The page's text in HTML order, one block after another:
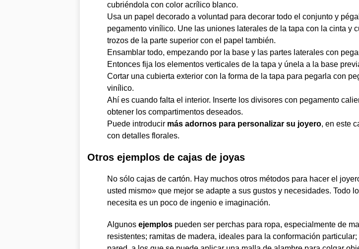
cubriéndola con color acrílico blanco.
Usa un papel decorado a voluntad para decorar todo el conjunto y
pegamento vinílico. Une las uniones laterales de la tapa con la cinta y
trozos de la parte superior con el papel también.
Ensamblar todo, empezando por la base y las partes laterales con
Entonces fija los elementos verticales de la tapa y únela a la base
Cortar una cubierta exterior con la forma de la tapa para pegarla con
vinílico.
Ahí es cuando falta el interior. Inserte los divisores con pegamento
obtener los compartimentos deseados.
Puede introducir más adornos para personalizar su joyero, en este
con detalles florales.
Otros ejemplos de cajas de joyas
No sólo cajas de cartón. Hay muchos otros métodos para hacer el
usted mismo» que mejor se adapte a sus gustos y necesidades. Todo
necesita es un poco de ingenio e imaginación.
Algunos ejemplos pueden ser perchas para ropa, especialmente de
resistentes; ramitas de madera, ideales para la conformación